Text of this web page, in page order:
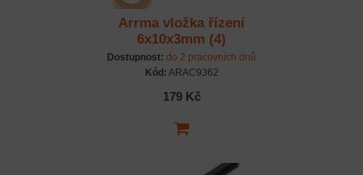
Arrma vložka řízení
6x10x3mm (4)
Dostupnost: do 2 pracovních dnů
Kód: ARAC9362
179 Kč